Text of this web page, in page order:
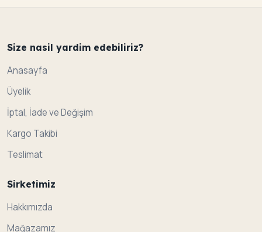
Size nasil yardim edebiliriz?
Anasayfa
Üyelik
İptal, İade ve Değişim
Kargo Takibi
Teslimat
Sirketimiz
Hakkımızda
Mağazamız